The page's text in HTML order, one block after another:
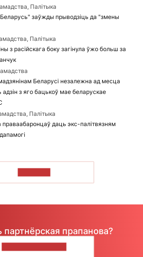
Палітыка
заўжды прыводзіць да "змены
Палітыка
з расійскага боку загінула ўжо больш за
Беларусі незалежна ад месца
адзін з яго бацькоў мае беларускае
Палітыка
праваабаронцаў даць экс-палітвязням
партнёрская прапанова?